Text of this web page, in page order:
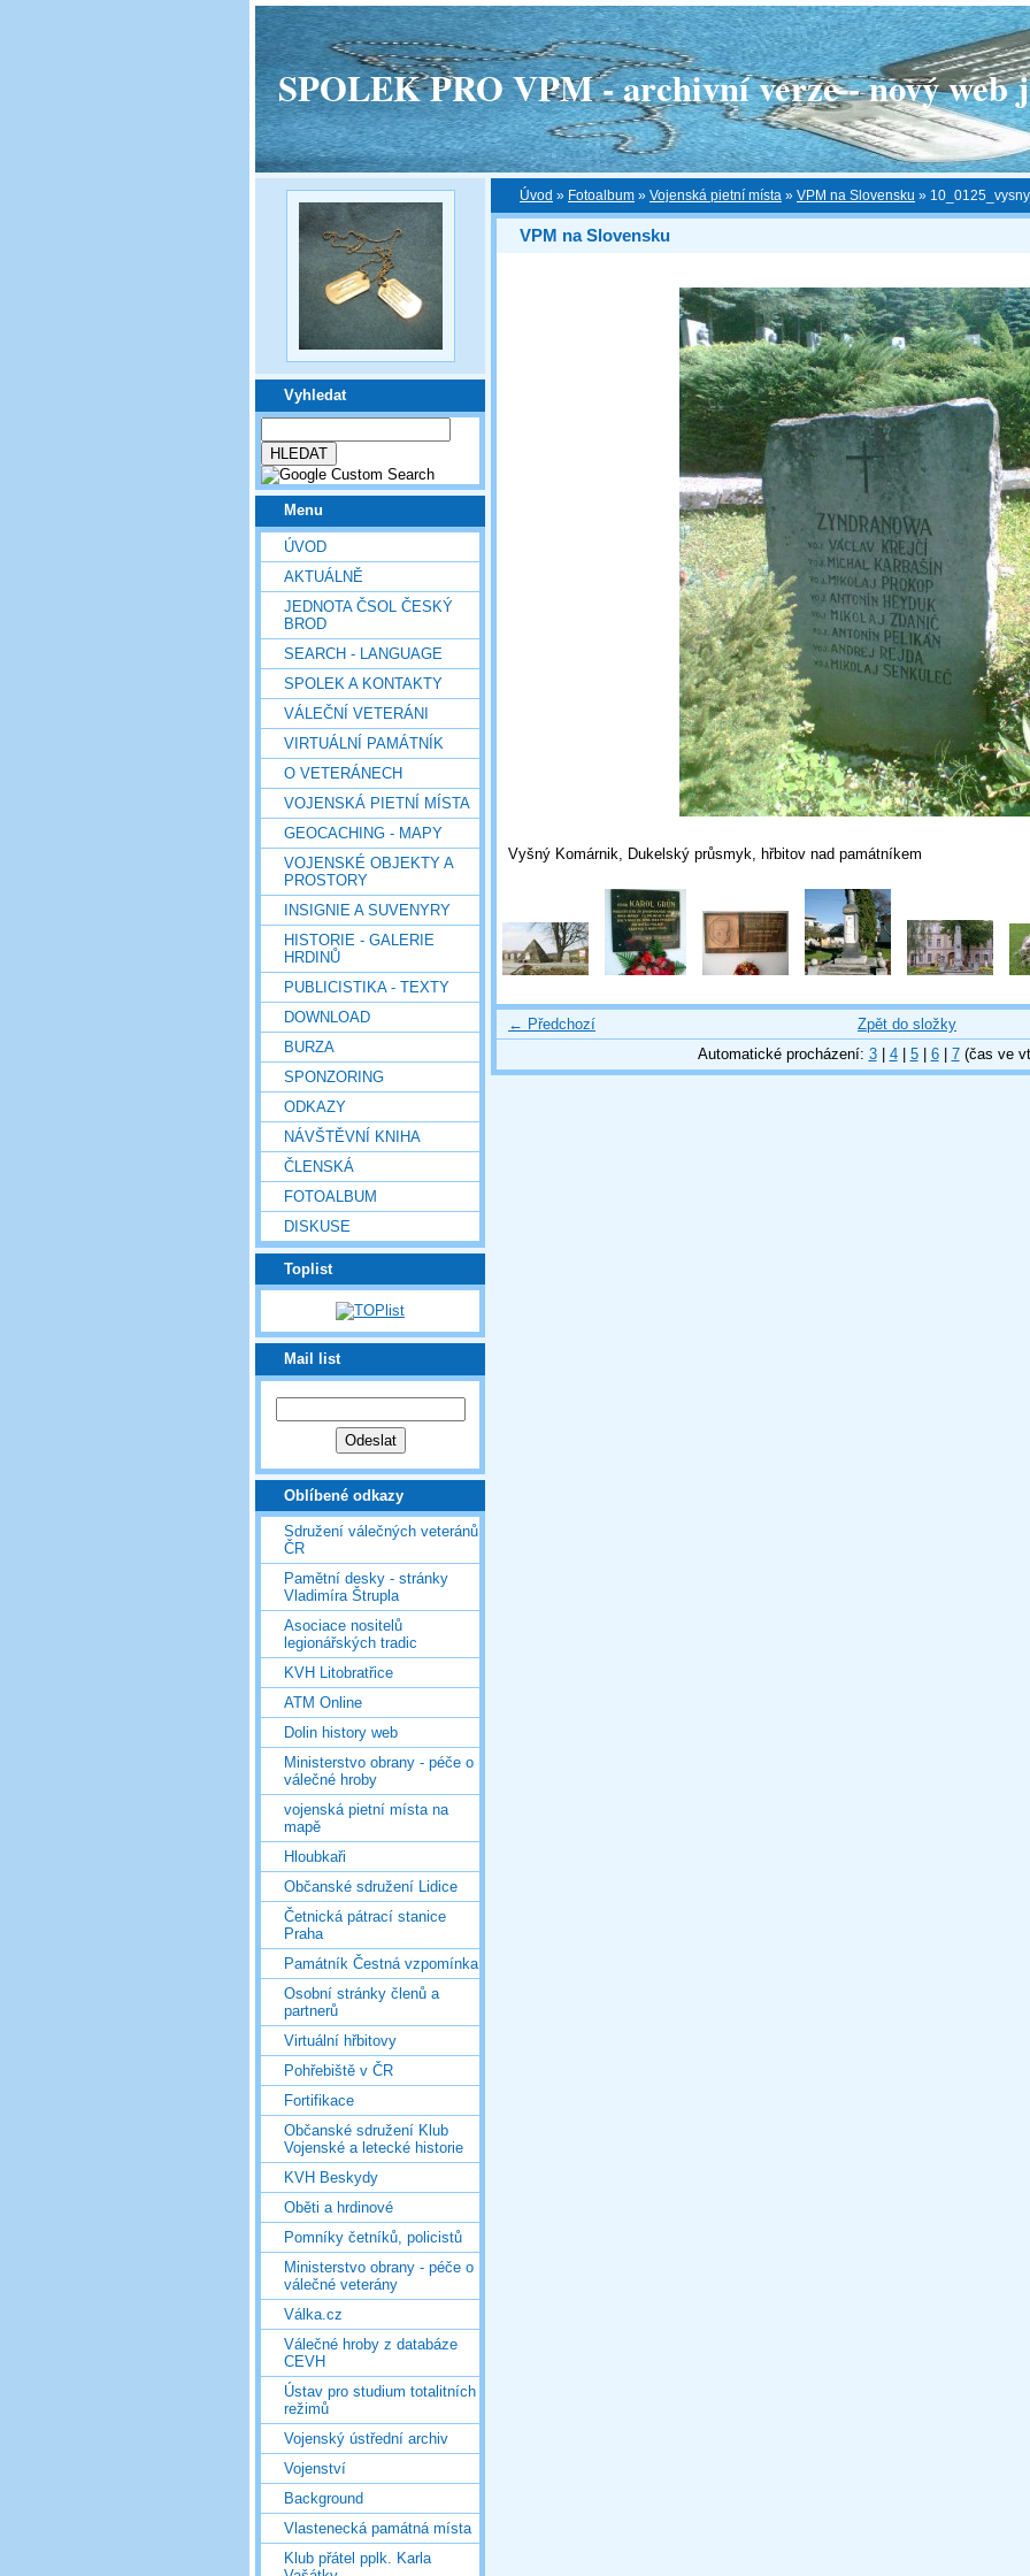
SPOLEK PRO VPM - archivní verze - nový web
Vyhledat
Menu
ÚVOD
AKTUÁLNĚ
JEDNOTA ČSOL ČESKÝ
BROD
SEARCH - LANGUAGE
SPOLEK A KONTAKTY
VÁLEČNÍ VETERÁNI
VIRTUÁLNÍ PAMÁTNÍK
O VETERÁNECH
VOJENSKÁ PIETNÍ MÍSTA
GEOCACHING - MAPY
VOJENSKÉ OBJEKTY A
PROSTORY
INSIGNIE A SUVENYRY
HISTORIE - GALERIE
HRDINŮ
PUBLICISTIKA - TEXTY
DOWNLOAD
BURZA
SPONZORING
ODKAZY
NÁVŠTĚVNÍ KNIHA
ČLENSKÁ
FOTOALBUM
DISKUSE
Toplist
Mail list
Oblíbené odkazy
Sdružení válečných veteránů
ČR
Pamětní desky - stránky
Vladimíra Štrupla
Asociace nositelů
legionářských tradic
KVH Litobratřice
ATM Online
Dolin history web
Ministerstvo obrany - péče o
válečné hroby
vojenská pietní místa na
mapě
Hloubkaři
Občanské sdružení Lidice
Četnická pátrací stanice
Praha
Památník Čestná vzpomínka
Osobní stránky členů a
partnerů
Virtuální hřbitovy
Pohřebiště v ČR
Fortifikace
Občanské sdružení Klub
Vojenské a letecké historie
KVH Beskydy
Oběti a hrdinové
Pomníky četníků, policistů
Ministerstvo obrany - péče o
válečné veterány
Válka.cz
Válečné hroby z databáze
CEVH
Ústav pro studium totalitních
režimů
Vojenský ústřední archiv
Vojenství
Background
Vlastenecká památná místa
Klub přátel pplk. Karla
Úvod » Fotoalbum » Vojenská pietní místa » VPM na Slovensku »
VPM na Slovensku
Vyšný Komárnik, Dukelský průsmyk, hřbitov nad památníkem
← Předchozí
Zpět do složky
Automatické procházení: 3| 4| 5| 6| 7(čas ve